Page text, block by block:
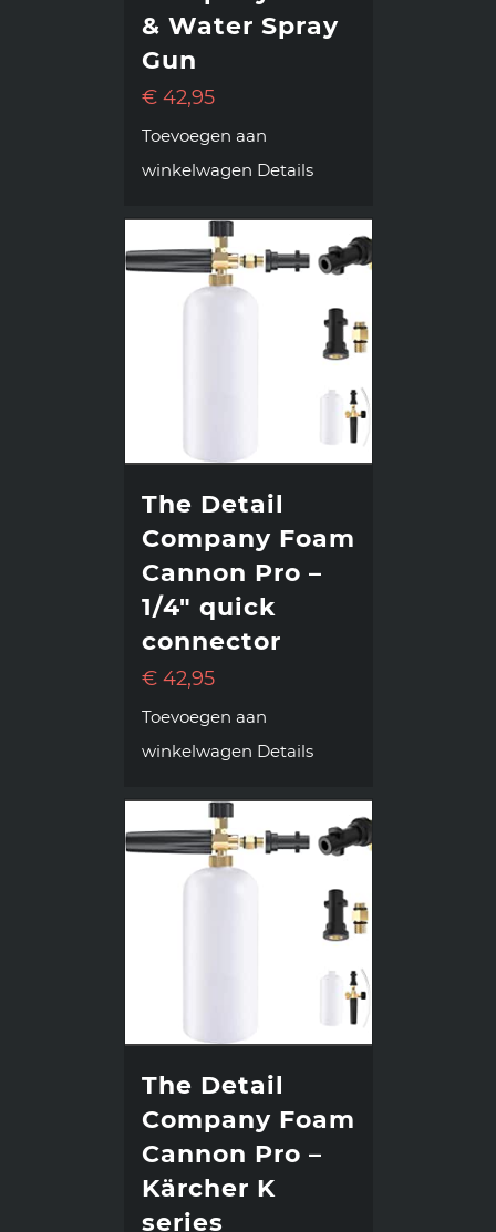
& Water Spray
Gun
€42,95
Toevoegen aan
winkelwagen Details
The Detail
Company Foam
Cannon Pro –
1/4″ quick
connector
€42,95
Toevoegen aan
winkelwagen Details
The Detail
Company Foam
Cannon Pro –
Kärcher K
series